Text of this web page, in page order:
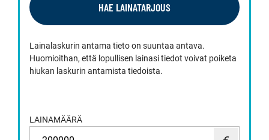
HAE LAINATARJOUS
Lainalaskurin antama tieto on suuntaa antava.
Huomioithan, että lopullisen lainasi tiedot voivat poiketa
hiukan laskurin antamista tiedoista.
LAINAMÄÄRÄ